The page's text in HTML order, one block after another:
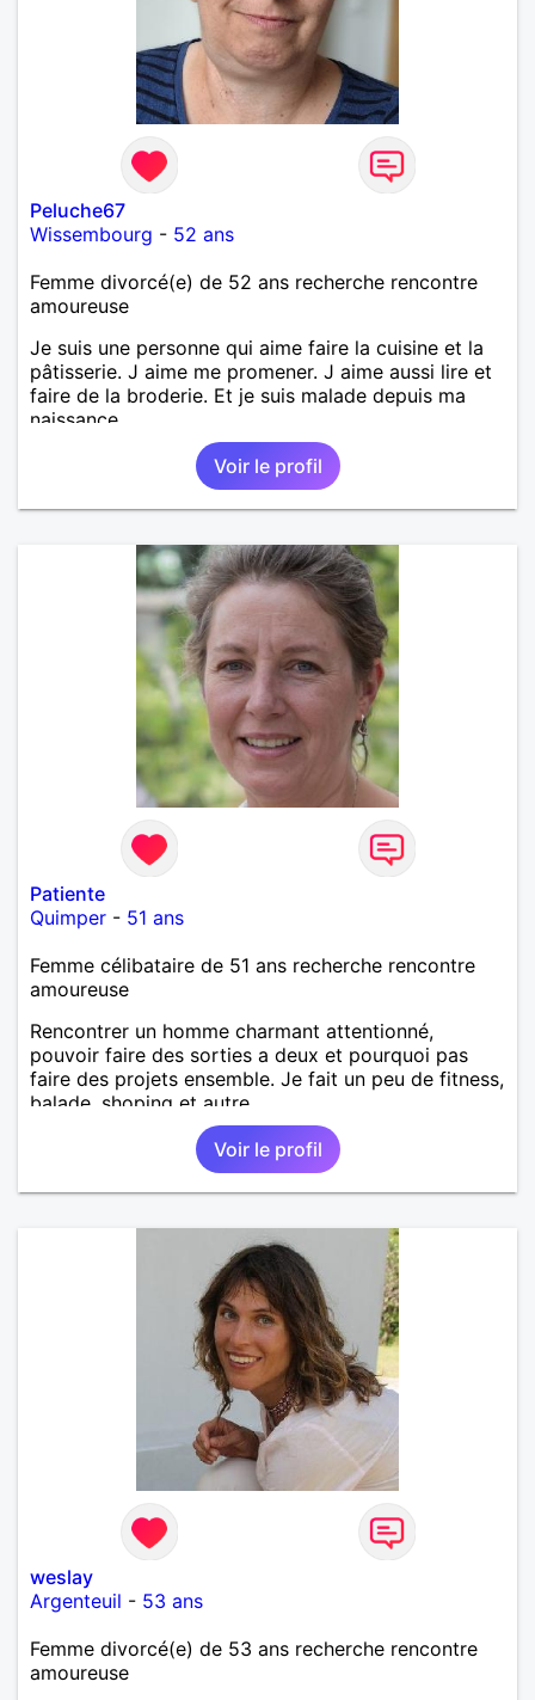
Peluche67
Wissembourg - 52 ans
Femme divorcé(e) de 52 ans recherche rencontre
amoureuse
Je suis une personne qui aime faire la cuisine et la
pâtisserie. J aime me promener. J aime aussi lire et
faire de la broderie. Et je suis malade depuis ma
naissance.
Voir le profil
Patiente
Quimper - 51 ans
Femme célibataire de 51 ans recherche rencontre
amoureuse
Rencontrer un homme charmant attentionné,
pouvoir faire des sorties a deux et pourquoi pas
faire des projets ensemble. Je fait un peu de fitness,
balade, shoping et autre.
Voir le profil
weslay
Argenteuil - 53 ans
Femme divorcé(e) de 53 ans recherche rencontre
amoureuse